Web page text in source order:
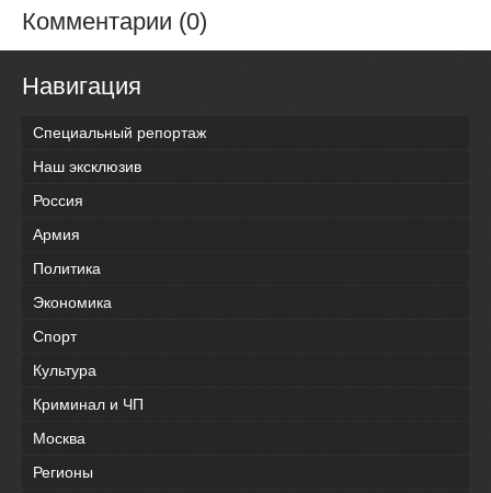
Комментарии (0)
Навигация
Специальный репортаж
Наш эксклюзив
Россия
Армия
Политика
Экономика
Спорт
Культура
Криминал и ЧП
Москва
Регионы